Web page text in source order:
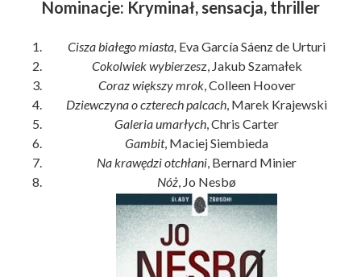
Nominacje: Kryminał, sensacja, thriller
Cisza białego miasta, Eva García Sáenz de Urturi
Cokolwiek wybierzesz, Jakub Szamałek
Coraz większy mrok, Colleen Hoover
Dziewczyna o czterech palcach , Marek Krajewski
Galeria umarłych , Chris Carter
Gambit, Maciej Siembieda
Na krawędzi otchłani , Bernard Minier
Nóż , Jo Nesbø